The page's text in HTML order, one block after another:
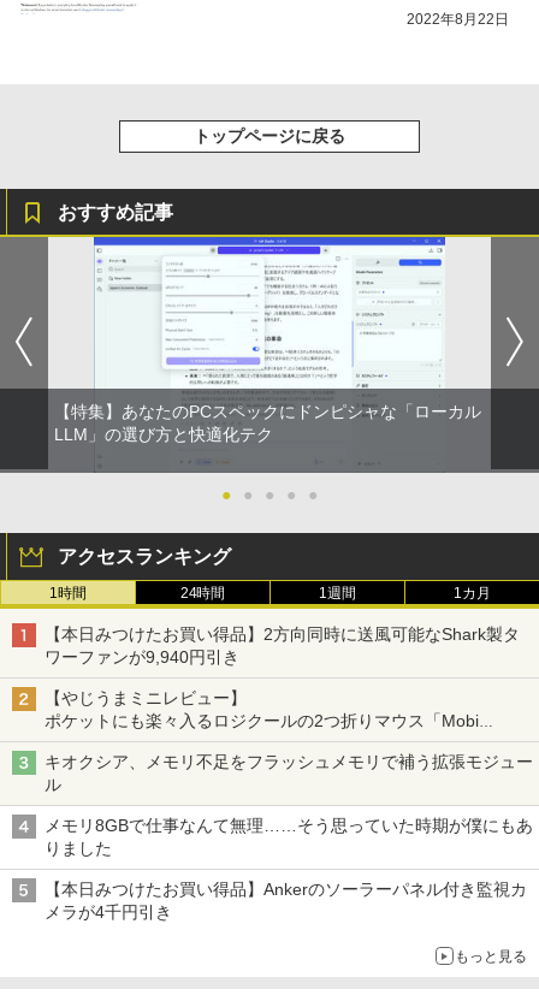
2022年8月22日
トップページに戻る
おすすめ記事
【特集】あなたのPCスペックにドンピシャな「ローカル
LLM」の選び方と快適化テク
● ● ● ● ●
アクセスランキング
1時間 24時間 1週間 1カ月
【本日みつけたお買い得品】2方向同時に送風可能なShark製タ
ワーファンが9,940円引き
【やじうまミニレビュー】
ポケットにも楽々入るロジクールの2つ折りマウス「Mobi
Fold」。その気になるギミックとは？
キオクシア、メモリ不足をフラッシュメモリで補う拡張モジュー
ル
メモリ8GBで仕事なんて無理……そう思っていた時期が僕にもあ
りました
【本日みつけたお買い得品】Ankerのソーラーパネル付き監視カ
メラが4千円引き
もっと見る